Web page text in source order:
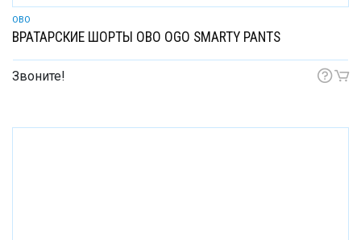
OBO
ВРАТАРСКИЕ ШОРТЫ OBO OGO SMARTY PANTS
Звоните!